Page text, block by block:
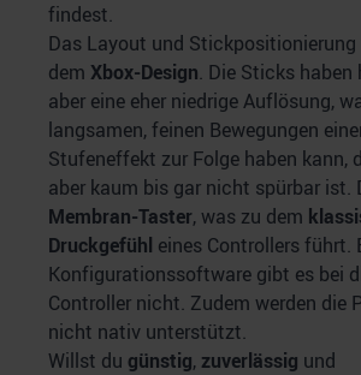
findest.
Das Layout und
dem Xbox-Design. Die Sticks haben
aber eine eher niedrige Auflösung,
langsamen, feinen Bewegungen
Stufeneffekt zur Folge haben kann,
aber kaum bis gar nicht spürbar ist.
Membran-Taster, was zu dem
Druckgefühl eines Controllers führt.
Konfigurationssoftware gibt es bei
Controller nicht. Zudem werden die
nicht nativ unterstützt.
Willst du günstig, zuverlässig und